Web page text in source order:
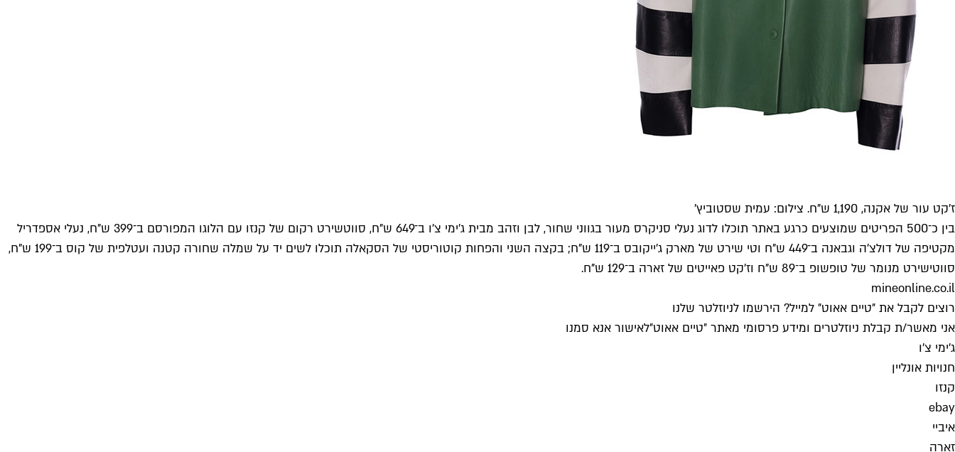
ז'קט עור של אקנה, 1,190 ש"ח. צילום: עמית שסטוביץ'
בין כ־500 הפריטים שמוצעים כרגע באתר תוכלו לדוג נעלי סניקרס מעור בגווני שחור, לבן וזהב מבית ג'ימי צ'ו ב־649 ש"ח, סווטשירט רקום של קנזו עם הלוגו המפורסם ב־399 ש"ח, נעלי אספדריל
מקטיפה של דולצ'ה וגבאנה ב־449 ש"ח וטי שירט של מארק ג'ייקובס ב־119 ש"ח; בקצה השני והפחות קוטוריסטי של הסקאלה תוכלו לשים יד על שמלה שחורה קטנה ועטלפית של קוס ב־199 ש"ח,
סווטישירט מנומר של טופשופ ב־89 ש"ח וז'קט פאייטים של זארה ב־129 ש"ח.
mineonline.co.il
רוצים לקבל את ״טיים אאוט״ למייל? הירשמו לניוזלטר שלנו
אני מאשר/ת קבלת ניוזלטרים ומידע פרסומי מאתר ״טיים אאוט״לאישור אנא סמנו
ג'ימי צ'ו
חנויות אונליין
קנזו
ebay
איביי
זארה